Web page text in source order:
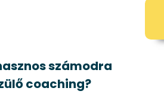
számodra
coaching?